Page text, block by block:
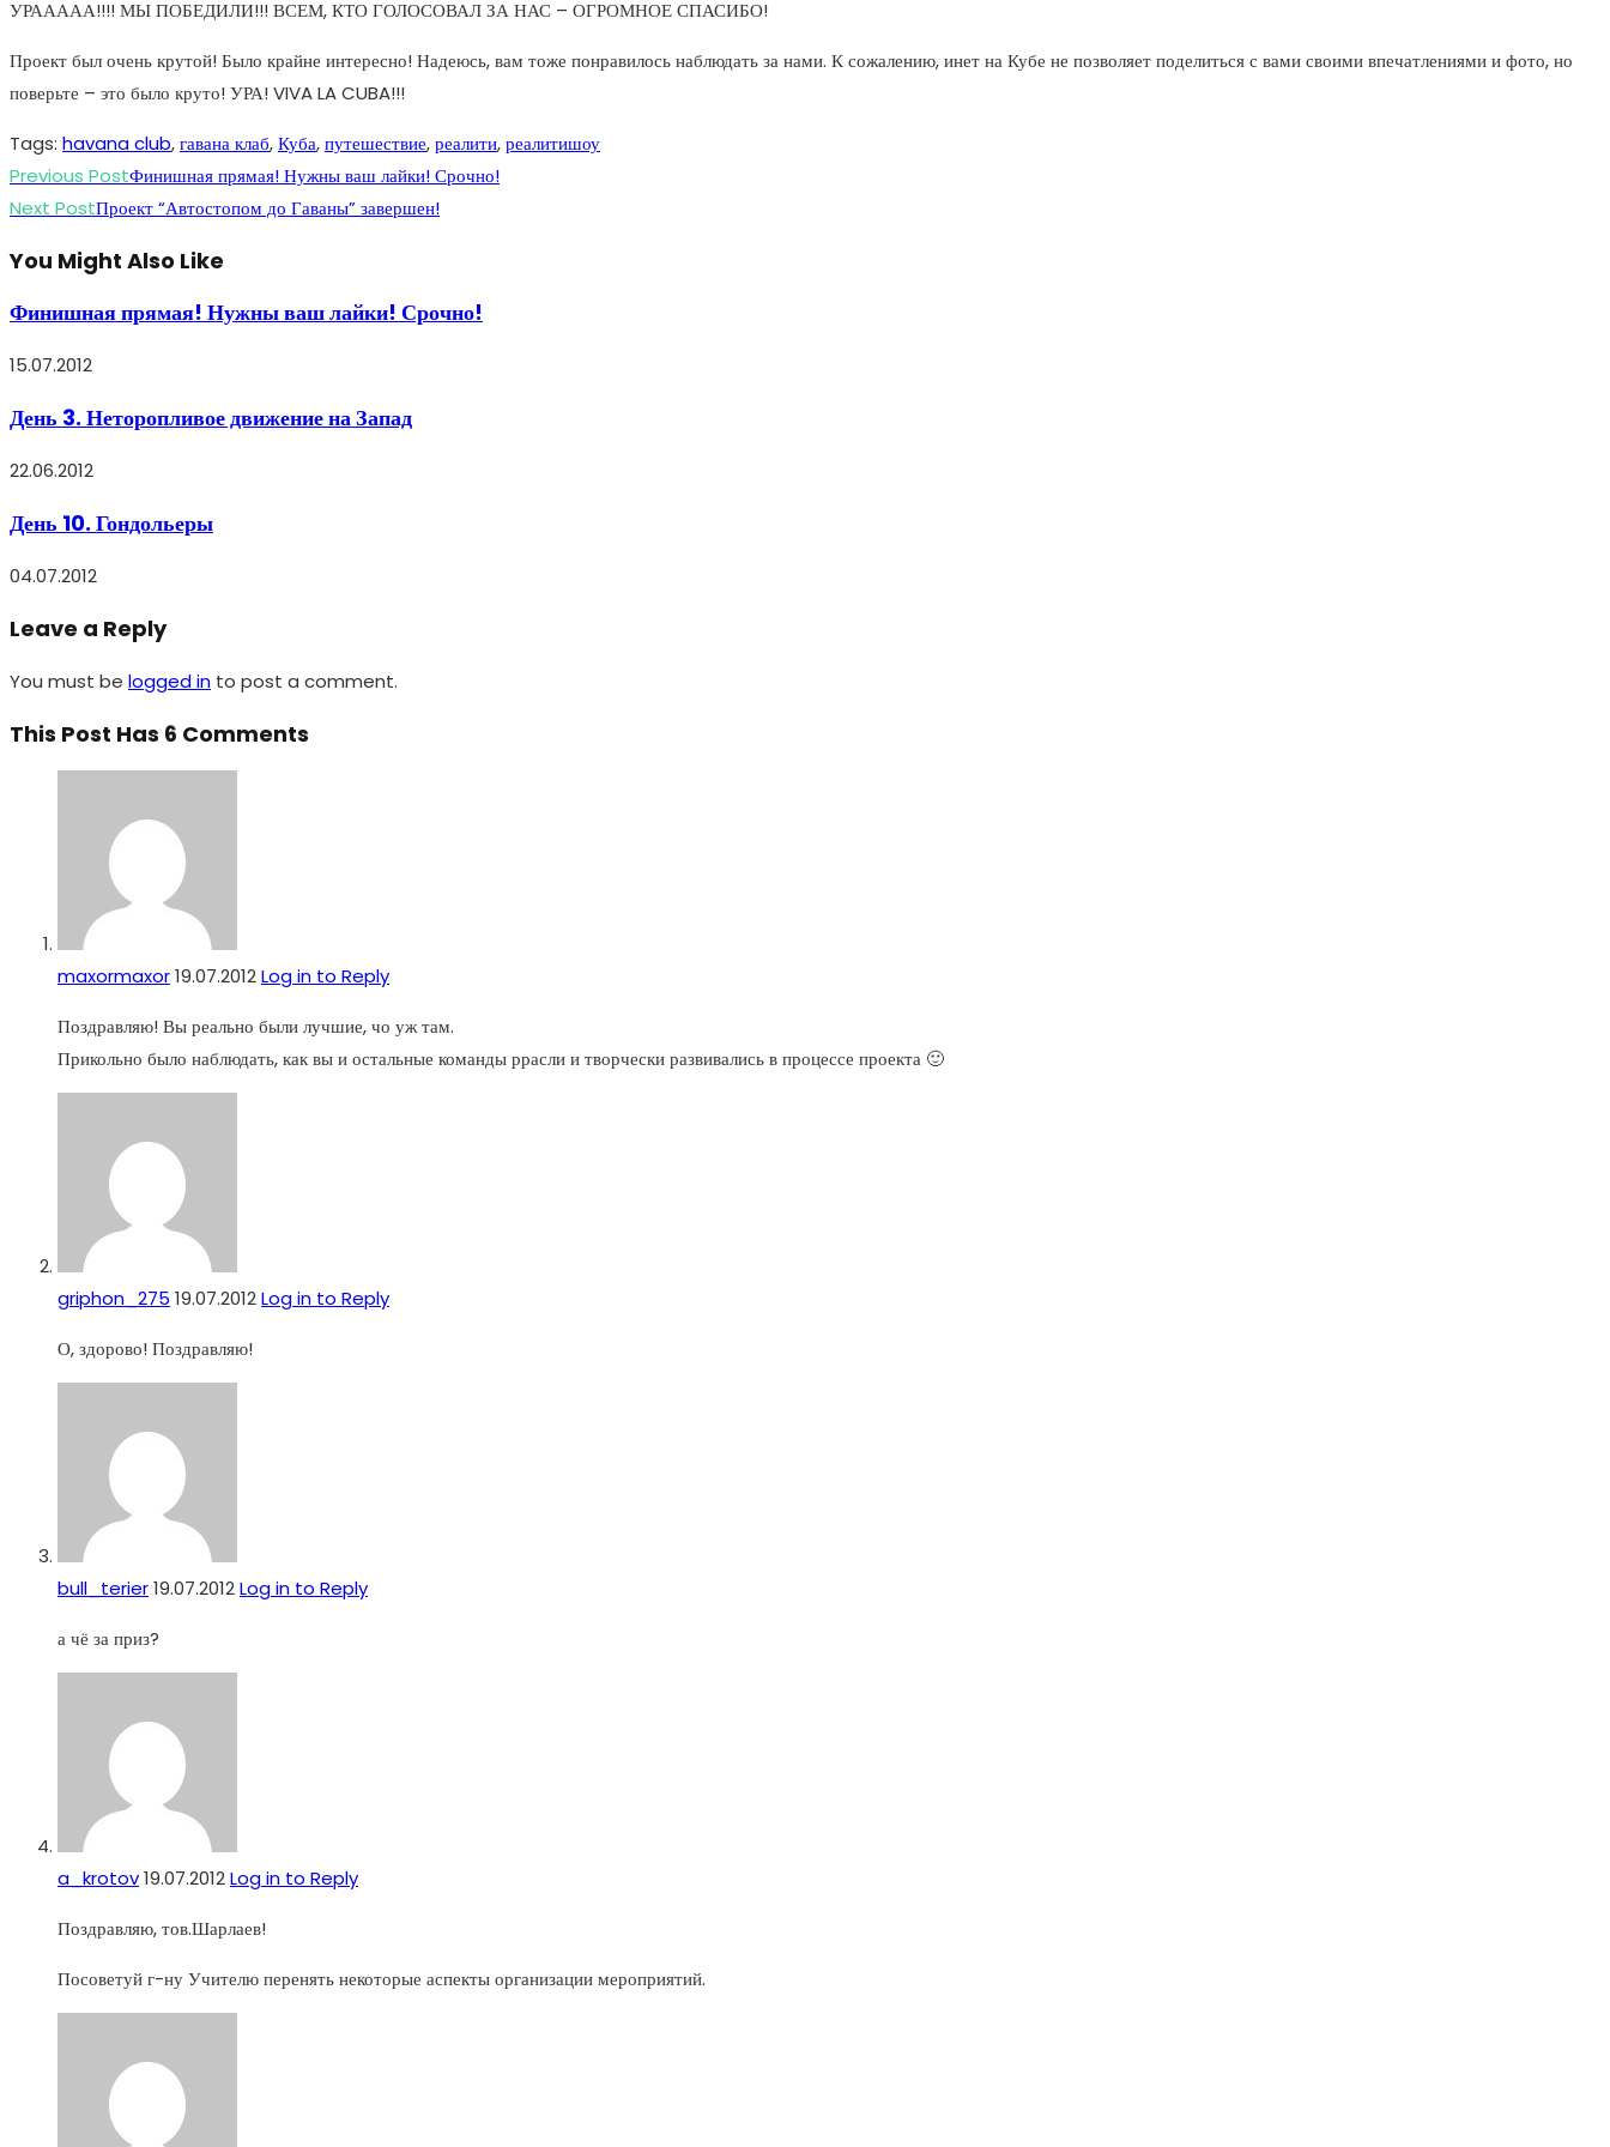
УРААААА!!!! МЫ ПОБЕДИЛИ!!! ВСЕМ, КТО ГОЛОСОВАЛ ЗА НАС – ОГРОМНОЕ СПАСИБО!
Проект был очень крутой! Было крайне интересно! Надеюсь, вам тоже понравилось наблюдать за нами. К сожалению, инет на Кубе не позволяет поделиться с вами своими впечатлениями и фото, но
поверьте – это было круто! УРА! VIVA LA CUBA!!!
Tags: havana club,гавана клаб,Куба,путешествие,реалити,реалитишоу
Read
more
Previous PostФинишная прямая! Нужны ваш лайки! Срочно!
Next PostПроект “Автостопом до Гаваны” завершен!
You Might Also Like
Финишная прямая! Нужны ваш лайки! Срочно!
15.07.2012
День 3. Неторопливое движение на Запад
22.06.2012
День 10. Гондольеры
04.07.2012
Leave a Reply
You must be logged in to post a comment.
This Post Has 6 Comments
maxormaxor19.07.2012Log in to Reply
Поздравляю! Вы реально были лучшие, чо уж там.
Прикольно было наблюдать, как вы и остальные команды ррасли и творчески развивались в процессе проекта 🙂
griphon_275 19.07.2012Log in to Reply
О, здорово! Поздравляю!
bull_terier19.07.2012Log in to Reply
а чё за приз?
a_krotov19.07.2012Log in to Reply
Поздравляю, тов.Шарлаев!
Посоветуй г-ну Учителю перенять некоторые аспекты организации мероприятий.